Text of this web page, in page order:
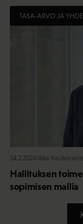
TASA-ARVO JA
14.2.2024Ilkka
Hallituksen
sopimisen mallia